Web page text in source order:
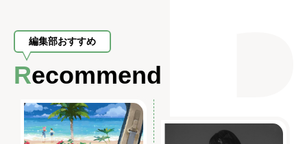
編集部おすすめ
Recommend